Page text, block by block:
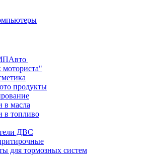
моториста"
продукты
в масла
в топливо
ДВС
для тормозных систем